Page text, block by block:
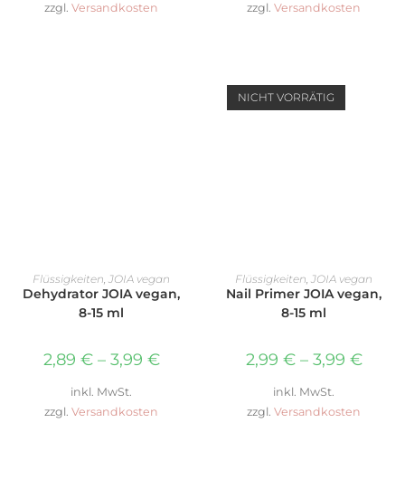
zzgl. Versandkosten
zzgl. Versandkosten
AUSFÜHRUNG WÄHLEN
Flüssigkeiten, JOIA vegan
Dehydrator JOIA vegan,
8-15 ml
2,89 €– 3,99 €
inkl. MwSt.
zzgl. Versandkosten
NICHT VORRÄTIG
AUSFÜHRUNG WÄHLEN
Flüssigkeiten, JOIA vegan
Nail Primer JOIA vegan,
8-15 ml
2,99 €– 3,99 €
inkl. MwSt.
zzgl. Versandkosten